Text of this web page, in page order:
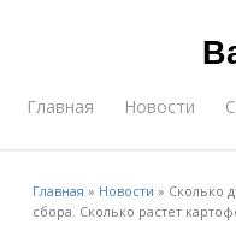
Главная Новости
Главная » Новости » Сколько
сбора. Сколько растет